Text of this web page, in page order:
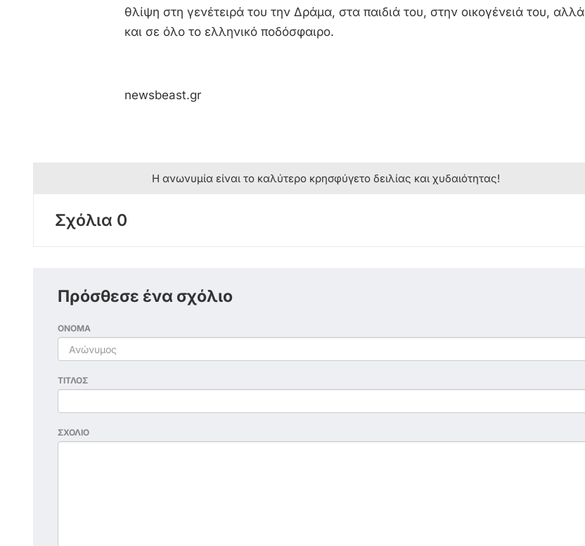
θλίψη στη γενέτειρά του την Δράμα, στα παιδιά του, στην οικογένειά του, αλλά
και σε όλο το ελληνικό ποδόσφαιρο.
newsbeast.gr
Η ανωνυμία είναι το καλύτερο κρησφύγετο δειλίας και χυδαιότητας!
Σχόλια 0
Πρόσθεσε ένα σχόλιο
ΟΝΟΜΑ
ΤΙΤΛΟΣ
ΣΧΟΛΙΟ